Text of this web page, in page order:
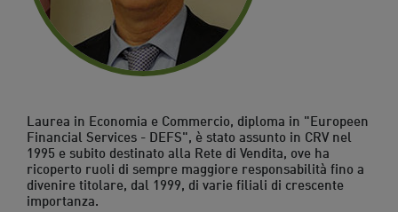
Laurea in Economia e Commercio, diploma in "Europeen
Financial Services - DEFS", è stato assunto in CRV nel
1995 e subito destinato alla Rete di Vendita, ove ha
ricoperto ruoli di sempre maggiore responsabilità fino a
divenire titolare, dal 1999, di varie filiali di crescente
importanza.